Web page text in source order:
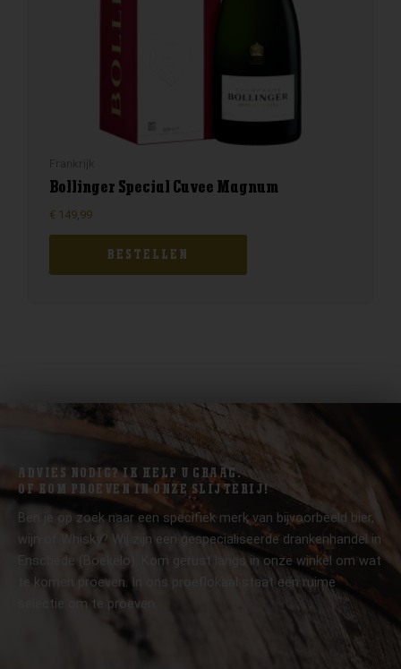
Bollinger Special Cuvee Magnum
€ 149,99
BESTELLEN
ADVIES NODIG? IK HELP U GRAAG.
OF KOM PROEVEN IN ONZE SLIJTERIJ!
Ben je op zoek naar een specifiek merk van bijvoorbeeld bier,
wijn of Whisky? Wij zijn een gespecialiseerde drankenhandel in
Enschede (Boekelo). Kom gerust langs in onze winkel om wat
te komen proeven. In ons proeflokaal staat een ruime
selectie om te proeven.